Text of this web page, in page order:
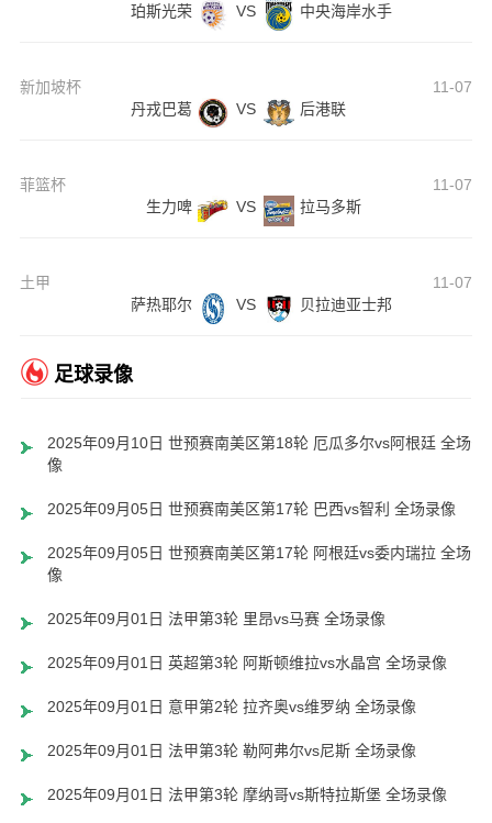
珀斯光荣
VS 中央海岸水手
新加坡杯
11-07
丹戎巴葛
VS 后港联
菲篮杯
11-07
生力啤
VS 拉马多斯
土甲
11-07
萨热耶尔
VS 贝拉迪亚士邦
足球录像
2025年09月10日 世预赛南美区第18轮 厄瓜多尔vs阿根廷 全场录
像
2025年09月05日 世预赛南美区第17轮 巴西vs智利 全场录像
2025年09月05日 世预赛南美区第17轮 阿根廷vs委内瑞拉 全场录
像
2025年09月01日 法甲第3轮 里昂vs马赛 全场录像
2025年09月01日 英超第3轮 阿斯顿维拉vs水晶宫 全场录像
2025年09月01日 意甲第2轮 拉齐奥vs维罗纳 全场录像
2025年09月01日 法甲第3轮 勒阿弗尔vs尼斯 全场录像
2025年09月01日 法甲第3轮 摩纳哥vs斯特拉斯堡 全场录像